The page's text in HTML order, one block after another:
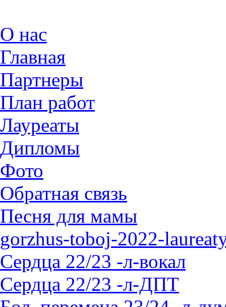
О нас
Главная
Партнеры
План работ
Лауреаты
Дипломы
Фото
Обратная связь
Песня для мамы
gorzhus-toboj-2022-
Сердца 22/23 -л-вокал
Сердца 22/23 -л-ДПТ